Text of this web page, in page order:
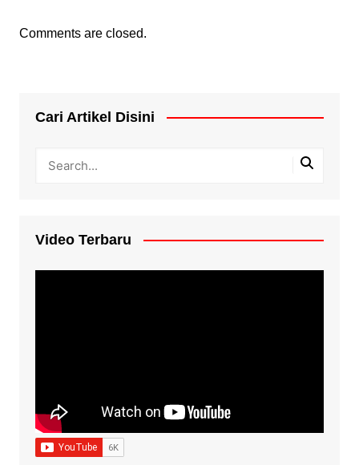
Comments are closed.
Cari Artikel Disini
Video Terbaru